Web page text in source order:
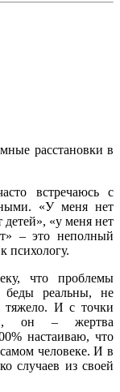
расстановки в
встречаюсь с
«У меня нет
детей», «у меня нет
– это неполный
психологу.
что проблемы
беды реальны, не
тяжело. И с точки
он – жертва
настаиваю, что
человеке. И в
случаев из своей